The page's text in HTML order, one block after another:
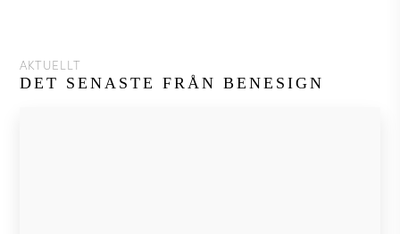
AKTUELLT
DET SENASTE FRÅN BENESIGN